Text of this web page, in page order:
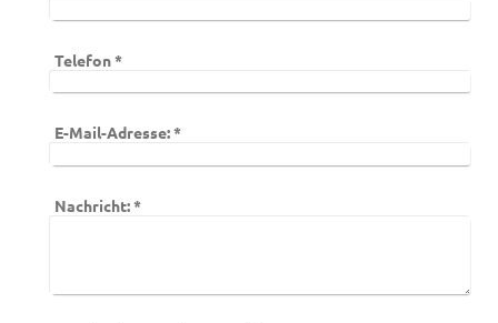
Telefon*
E-Mail-Adresse:*
Nachricht:*